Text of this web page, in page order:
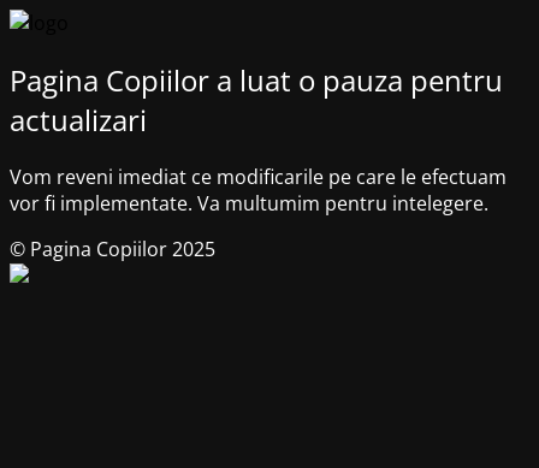
Pagina Copiilor a luat o pauza pentru
actualizari
Vom reveni imediat ce modificarile pe care le efectuam
vor fi implementate. Va multumim pentru intelegere.
© Pagina Copiilor 2025